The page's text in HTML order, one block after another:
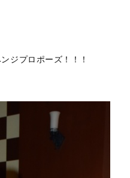
ジプロポーズ！！！